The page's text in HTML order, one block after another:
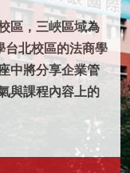
區，三峽區域為
台北校區的法商學
中將分享企業管
與課程內容上的